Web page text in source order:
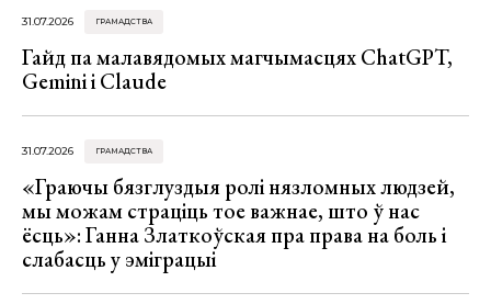
31.07.2026 ГРАМАДСТВА
Гайд па малавядомых магчымасцях ChatGPT,
Gemini і Claude
31.07.2026 ГРАМАДСТВА
«Граючы бязглуздыя ролі нязломных людзей,
мы можам страціць тое важнае, што ў нас
ёсць»: Ганна Златкоўская пра права на боль і
слабасць у эміграцыі